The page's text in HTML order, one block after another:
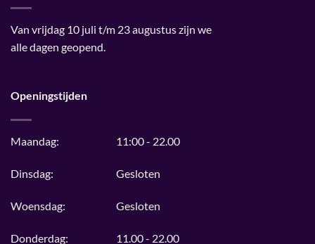
Van vrijdag 10 juli t/m 23 augustus zijn we
alle dagen geopend.
Openingstijden
Maandag:
Dinsdag:
Woensdag:
Donderdag:
11:00 - 22.00
Gesloten
Gesloten
11.00 - 22.00